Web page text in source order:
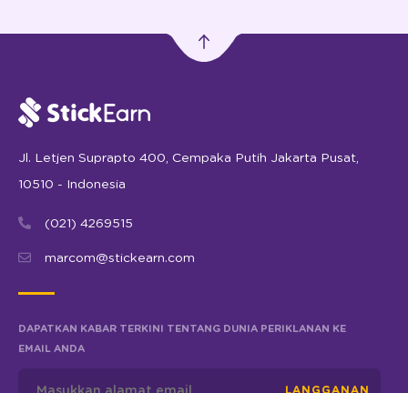
Jl. Letjen Suprapto 400, Cempaka Putih Jakarta Pusat,
10510 - Indonesia
(021) 4269515
marcom@stickearn.com
DAPATKAN KABAR TERKINI TENTANG DUNIA PERIKLANAN KE
EMAIL ANDA
LANGGANAN